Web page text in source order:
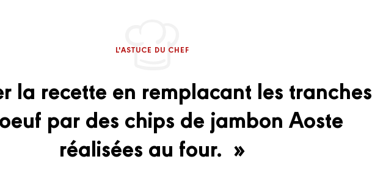
L'ASTUCE DU CHEF
la recette en remplacant les tranches
par des chips de jambon Aoste
réalisées au four. »